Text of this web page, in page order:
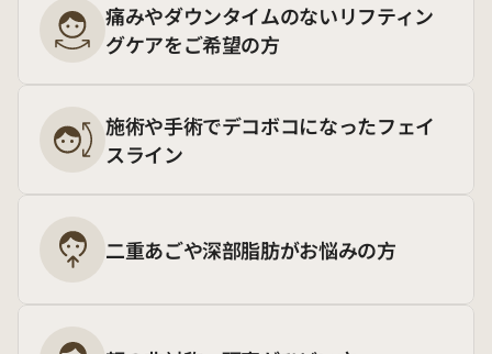
痛みやダウンタイムのないリフティン
グケアをご希望の方
施術や手術でデコボコになったフェイ
スライン
二重あごや深部脂肪がお悩みの方